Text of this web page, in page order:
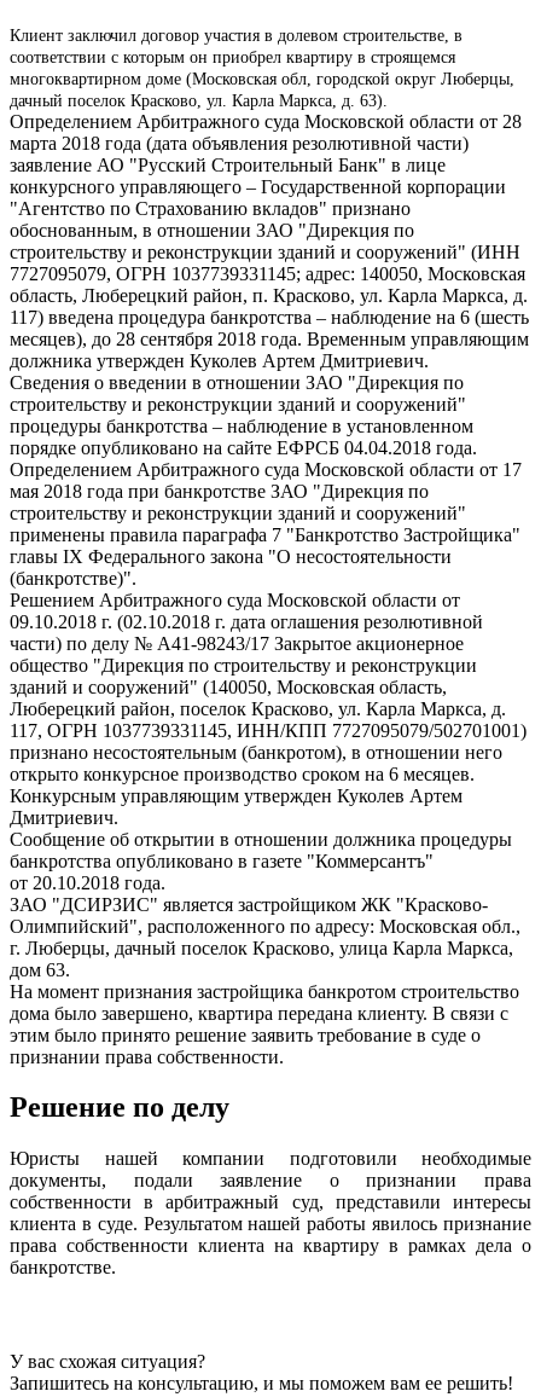
Клиент заключил договор участия в долевом строительстве, в
соответствии с которым он приобрел квартиру в строящемся
многоквартирном доме (Московская обл, городской округ Люберцы,
дачный поселок Красково, ул. Карла Маркса, д. 63).
Определением Арбитражного суда Московской области от 28
марта 2018 года (дата объявления резолютивной части)
заявление АО "Русский Строительный Банк" в лице
конкурсного управляющего – Государственной корпорации
"Агентство по Страхованию вкладов" признано
обоснованным, в отношении ЗАО "Дирекция по
строительству и реконструкции зданий и сооружений" (ИНН
7727095079, ОГРН 1037739331145; адрес: 140050, Московская
область, Люберецкий район, п. Красково, ул. Карла Маркса, д.
117) введена процедура банкротства – наблюдение на 6 (шесть
месяцев), до 28 сентября 2018 года. Временным управляющим
должника утвержден Куколев Артем Дмитриевич.
Сведения о введении в отношении ЗАО "Дирекция по
строительству и реконструкции зданий и сооружений"
процедуры банкротства – наблюдение в установленном
порядке опубликовано на сайте ЕФРСБ 04.04.2018 года.
Определением Арбитражного суда Московской области от 17
мая 2018 года при банкротстве ЗАО "Дирекция по
строительству и реконструкции зданий и сооружений"
применены правила параграфа 7 "Банкротство Застройщика"
главы IX Федерального закона "О несостоятельности
(банкротстве)".
Решением Арбитражного суда Московской области от
09.10.2018 г. (02.10.2018 г. дата оглашения резолютивной
части) по делу № А41-98243/17 Закрытое акционерное
общество "Дирекция по строительству и реконструкции
зданий и сооружений" (140050, Московская область,
Люберецкий район, поселок Красково, ул. Карла Маркса, д.
117, ОГРН 1037739331145, ИНН/КПП 7727095079/502701001)
признано несостоятельным (банкротом), в отношении него
открыто конкурсное производство сроком на 6 месяцев.
Конкурсным управляющим утвержден Куколев Артем
Дмитриевич.
Сообщение об открытии в отношении должника процедуры
банкротства опубликовано в газете "Коммерсантъ"
от 20.10.2018 года.
ЗАО "ДСИРЗИС" является застройщиком ЖК "Красково-
Олимпийский", расположенного по адресу: Московская обл.,
г. Люберцы, дачный поселок Красково, улица Карла Маркса,
дом 63.
На момент признания застройщика банкротом строительство
дома было завершено, квартира передана клиенту. В связи с
этим было принято решение заявить требование в суде о
признании права собственности.
Решение по делу
Юристы нашей компании подготовили необходимые
документы, подали заявление о признании права
собственности в арбитражный суд, представили интересы
клиента в суде. Результатом нашей работы явилось признание
права собственности клиента на квартиру в рамках дела о
банкротстве.
У вас схожая ситуация?
Запишитесь на консультацию, и мы поможем вам ее решить!